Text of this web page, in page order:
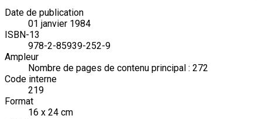
Date de publication
01 janvier 1984
ISBN-13
978-2-85939-252-9
Ampleur
Nombre de pages de contenu principal : 272
Code interne
219
Format
16 x 24 cm